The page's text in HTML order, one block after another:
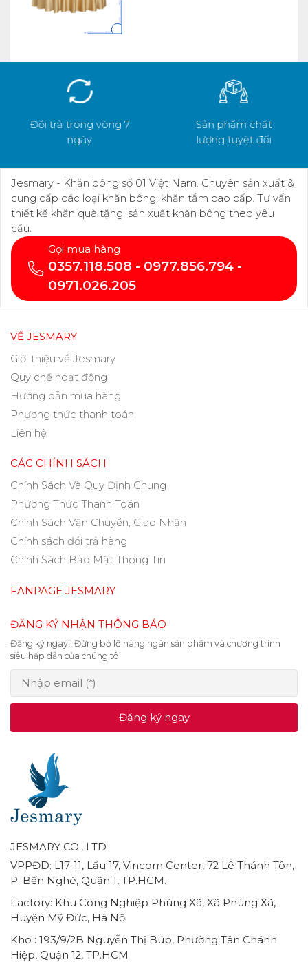
Đổi trả trong vòng 7
ngày
Sản phẩm chất
lượng tuyệt đối
Jesmary - Khăn bông số 01 Việt Nam. Chuyên sản xuất &
cung cấp các loại khăn bông, khăn tắm cao cấp. Tư vấn
thiết kế khăn quà tặng, sản xuất khăn bông theo yêu
cầu.
Gọi mua hàng
0357.118.508 - 0977.856.794 -
0971.026.205
VỀ JESMARY
Giới thiệu về Jesmary
Quy chế hoạt động
Hướng dẫn mua hàng
Phương thức thanh toán
Liên hệ
CÁC CHÍNH SÁCH
Chính Sách Và Quy Định Chung
Phương Thức Thanh Toán
Chính Sách Vận Chuyển, Giao Nhận
Chính sách đổi trả hàng
Chính Sách Bảo Mật Thông Tin
FANPAGE JESMARY
ĐĂNG KÝ NHẬN THÔNG BÁO
Đăng ký ngay!! Đừng bỏ lỡ hàng ngàn sản phẩm và chương trình
siêu hấp dẫn của chúng tôi
Đăng ký ngay
JESMARY CO., LTD
VPPĐD: L17-11, Lầu 17, Vincom Center, 72 Lê Thánh Tôn,
P. Bến Nghé, Quận 1, TP.HCM.
Factory: Khu Công Nghiệp Phùng Xã, Xã Phùng Xã,
Huyện Mỹ Đức, Hà Nội
Kho : 193/9/2B Nguyễn Thị Búp, Phường Tân Chánh
Hiệp, Quận 12, TP.HCM